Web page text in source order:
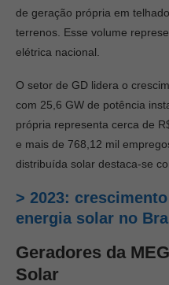
de geração própria em
terrenos. Esse volume
elétrica nacional.
O setor de GD lidera o
com 25,6 GW de potência
própria representa cerca de
e mais de 768,12 mil
distribuída solar destaca-se
> 2023:
energia solar no
Geradores da
Solar